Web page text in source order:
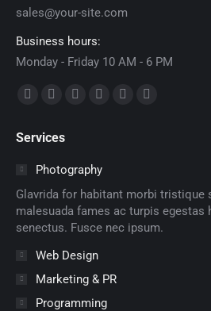
sales@your-site.com
Business hours:
Monday - Friday 10 AM - 6 PM
Encuéntranos en:
Facebook
opens
window
X
opens
in
new
window
Dribbble
in
new
window
YouTube
in
window
Delicious
window
Flickr
new
window
Services
Photography
Glavrida for habitant morbi tristique
malesuada fames ac turpis
senectus. Fusce nec ipsum.
Web Design
Marketing & PR
Programming